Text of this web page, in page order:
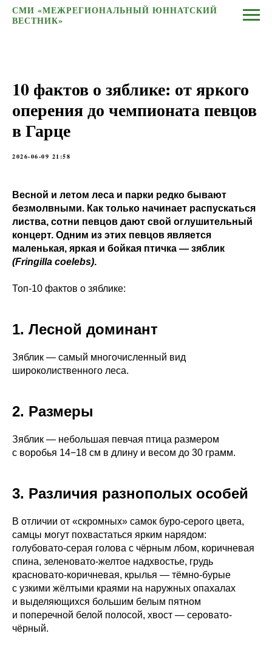
СМИ «МЕЖРЕГИОНАЛЬНЫЙ ЮННАТСКИЙ
ВЕСТНИК»
10 фактов о зяблике: от яркого
оперения до чемпионата певцов
в Гарце
2026-06-09 21:58
Весной и летом леса и парки редко бывают
безмолвными. Как только начинает распускаться
листва, сотни певцов дают свой оглушительный
концерт. Одним из этих певцов является
маленькая, яркая и бойкая птичка — зяблик
(Fringilla coelebs).
Топ-10 фактов о зяблике:
1. Лесной доминант
Зяблик — самый многочисленный вид
широколиственного леса.
2. Размеры
Зяблик — небольшая певчая птица размером
с воробья 14−18 см в длину и весом до 30 грамм.
3. Различия разнополых особей
В отличии от «скромных» самок буро-серого цвета,
самцы могут похвастаться ярким нарядом:
голубовато-серая голова с чёрным лбом, коричневая
спина, зеленовато-желтое надхвостье, грудь
красновато-коричневая, крылья — тёмно-бурые
с узкими жёлтыми краями на наружных опахалах
и выделяющихся большим белым пятном
и поперечной белой полосой, хвост — серовато-
чёрный.